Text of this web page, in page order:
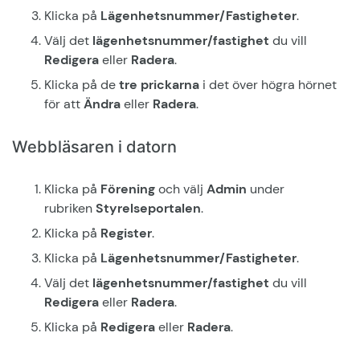
Klicka på Lägenhetsnummer/Fastigheter.
Välj det lägenhetsnummer/fastighet du vill
Redigeraeller Radera.
Klicka på detre prickarna i det över högra hörnet
för attÄndraeller Radera.
Webbläsaren i datorn
Klicka på Föreningoch välj Admin under
rubrikenStyrelseportalen.
Klicka på Register.
Klicka på Lägenhetsnummer/Fastigheter.
Välj det lägenhetsnummer/fastighet du vill
Redigeraeller Radera.
Klicka på Redigeraeller Radera.